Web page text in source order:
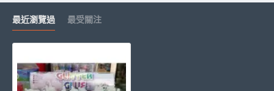
最近瀏覽過 最受關注